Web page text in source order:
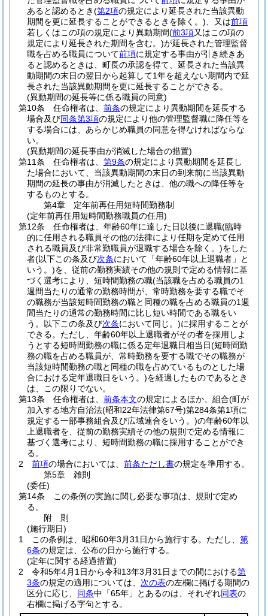
あると認めるとき(第2項の規定により延長された当該異動
期間を更に延長することができるときを除く。) 、又は前項
若しくはこの項の規定により異動期間(前3項又はこの項の
規定により延長された期間を含む。)が延長された管理監督
職を占める職員について前項に規定する事由が引き続きあ
ると認めるときは、町長の承認を得て、延長された当該異
動期間の末日の翌日から起算して1年を超えない期間内で延
長された当該異動期間を更に延長することができる。
(異動期間の延長等に係る職員の同意)
第10条
任命権者は、 前条の規定により異動期間を延長する
場合及び同条第3項の規定により他の管理監督職に降任等を
する場合には、あらかじめ職員の同意を得なければならな
い。
(異動期間の延長事由が消滅した場合の措置)
第11条
任命権者は、 第9条の規定により異動期間を延長し
た場合において、当該異動期間の末日の到来前に当該異動
期間の延長の事由が消滅したときは、他の職への降任等を
するものとする。
第4章
定年前再任用短時間勤務制
(定年前再任用短時間勤務職員の任用)
第12条
任命権者は、年齢60年に達した日以後に退職(臨時
的に任用される職員その他の法律により任期を定めて任用
される職員及び非常勤職員が退職する場合を除く。)をした
者(以下この条及び次条において「年齢60年以上退職者」と
いう。)を、従前の勤務実績その他の規則で定める情報に基
づく選考により、短時間勤務の職(当該職を占める職員の1
週間当たりの通常の勤務時間が、常時勤務を要する職でそ
の職務が当該短時間勤務の職と同種の職を占める職員の1週
間当たりの通常の勤務時間に比し短い時間である職をい
う。以下この条及び次条において同じ。)に採用することが
できる。 ただし、年齢60年以上退職者がその者を採用しよ
うとする短時間勤務の職に係る定年退職日相当日(短時間勤
務の職を占める職員が、常時勤務を要する職でその職務が
当該短時間勤務の職と同種の職を占めているものとした場
合における定年退職日をいう。)を経過したものであるとき
は、この限りでない。
第13条
任命権者は、 前条本文の規定によるほか、組合(町が
加入する地方自治法(昭和22年法律第67号)第284条第1項に
規定する一部事務組合及び広域連合をいう。)の年齢60年以
上退職者を、従前の勤務実績その他の規則で定める情報に
基づく選考により、短時間勤務の職に採用することができ
る。
2
前項の場合においては、 前条ただし書の規定を準用する。
第5章
雑則
(委任)
第14条
この条例の実施に関し必要な事項は、規則で定め
る。
附 則
(施行期日)
1
この条例は、昭和60年3月31日から施行する。 ただし、 第
6条の規定は、公布の日から施行する。
(定年に関する経過措置)
2
令和5年4月1日から令和13年3月31日までの間における第
3条の規定の適用については、 次の表の左欄に掲げる期間の
区分に応じ、 同条中「65年」とあるのは、それぞれ同表の
右欄に掲げる字句とする。